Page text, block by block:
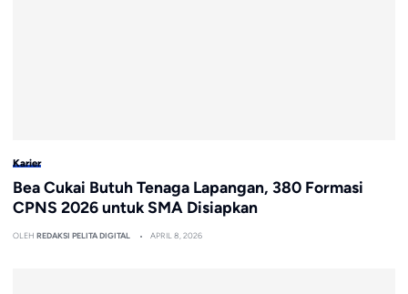
Karier
Bea Cukai Butuh Tenaga Lapangan, 380 Formasi
CPNS 2026 untuk SMA Disiapkan
OLEH REDAKSI PELITA DIGITAL APRIL 8, 2026